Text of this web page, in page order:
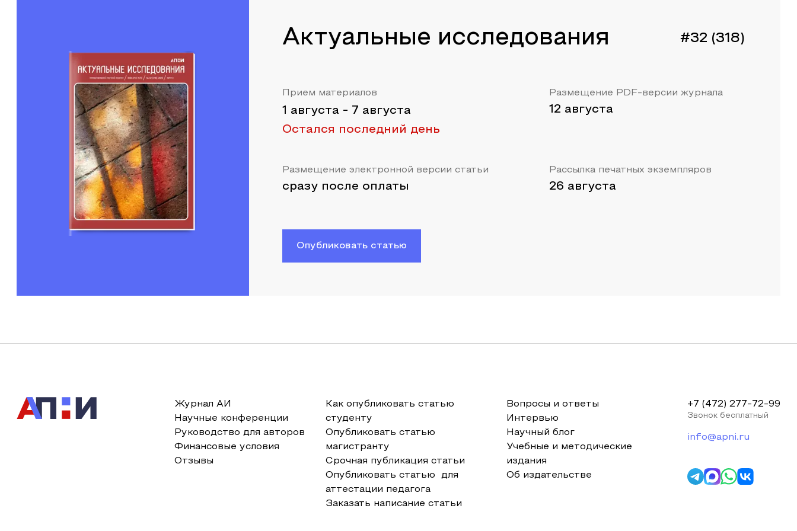
Актуальные исследования #32 (318)
Прием материалов
1 августа - 7 августа
Остался последний день
Размещение PDF-версии журнала
12 августа
Размещение электронной версии статьи
сразу после оплаты
Рассылка печатных экземпляров
26 августа
Опубликовать статью
Журнал АИ
Научные конференции
Руководство для авторов
Финансовые условия
Отзывы
Как опубликовать статью
студенту
Опубликовать статью
магистранту
Срочная публикация статьи
Опубликовать статью для
аттестации педагога
Заказать написание статьи
Вопросы и ответы
Интервью
Научный блог
Учебные и методические
издания
Об издательстве
+7 (472) 277-72-99
Звонок бесплатный
info@apni.ru